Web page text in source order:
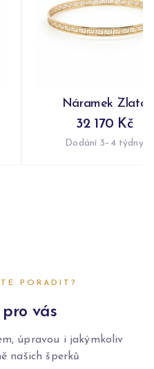
Náramek Zlato
32 170 Kč
Dodání 3–4 týdny
PORADIT?
pro vás
úpravou i jakýmkoliv
našich šperků